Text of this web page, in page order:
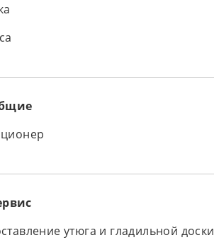
утюга и гладильной доски